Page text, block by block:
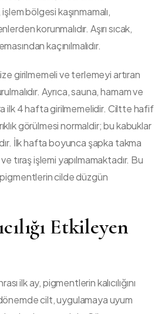
işlem bölgesi kaşınmamalı,
korunmalıdır. Aşırı sıcak,
kaçınılmalıdır.
girilmemeli ve terlemeyi artıran
Ayrıca, sauna, hamam ve
ilk 4 hafta girilmemelidir. Ciltte hafif
görülmesi normaldir; bu kabuklar
İlk hafta boyunca şapka takma
tıraş işlemi yapılmamaktadır. Bu
cilde düzgün
Etkileyen
ilk ay, pigmentlerin kalıcılığını
cilt, uygulamaya uyum